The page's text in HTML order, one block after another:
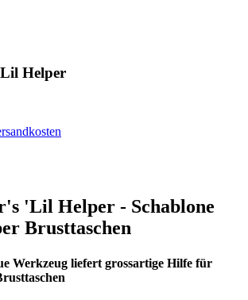
Helper
'Lil Helper - Schablone
Brusttaschen
Werkzeug liefert grossartige Hilfe für